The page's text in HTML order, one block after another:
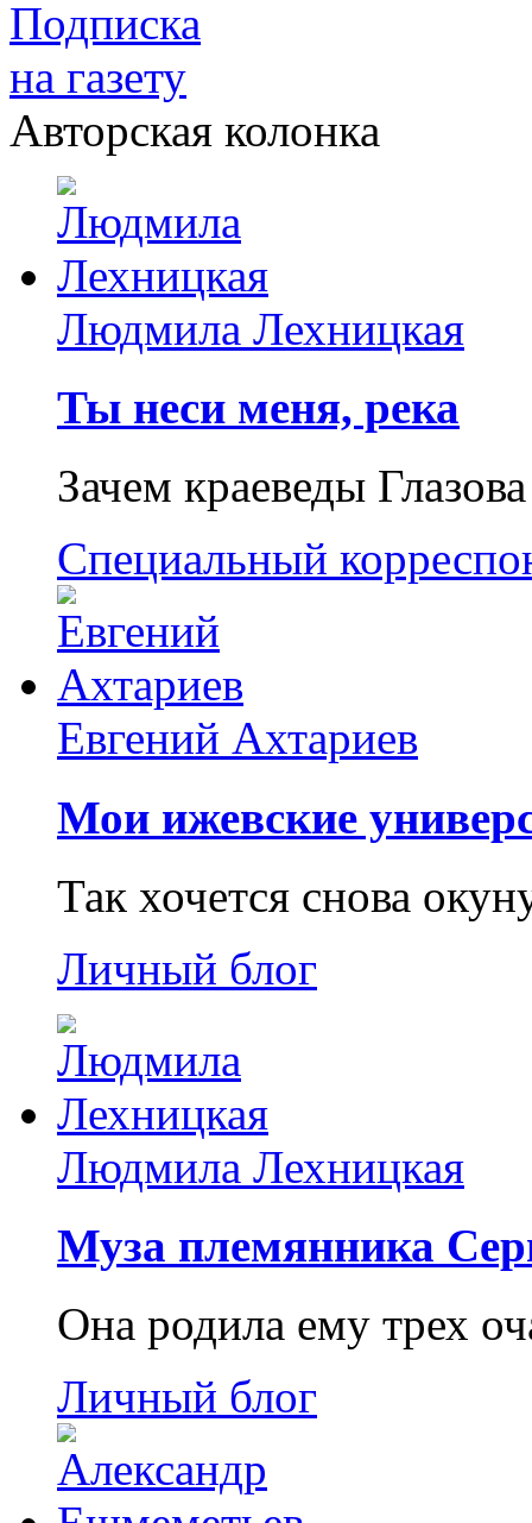
Авторская колонка
Людмила Лехницкая
Ты неси меня, река
Зачем краеведы
Специальный
Евгений Ахтариев
Мои ижевские
Так хочется снова
Личный блог
Людмила Лехницкая
Муза племянника
Она родила ему трех
Личный блог